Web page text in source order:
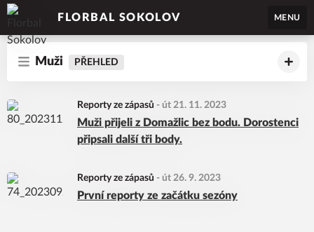
FLORBAL SOKOLOV MENU
Muži PŘEHLED
Reporty ze zápasů - út 21. 11. 2023
Muži přijeli z Domažlic bez bodu. Dorostenci
připsali další tři body.
Reporty ze zápasů - út 26. 9. 2023
První reporty ze začátku sezóny